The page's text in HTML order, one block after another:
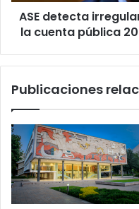
pública
2023
ASE detecta
la cuenta pública
Publicaciones